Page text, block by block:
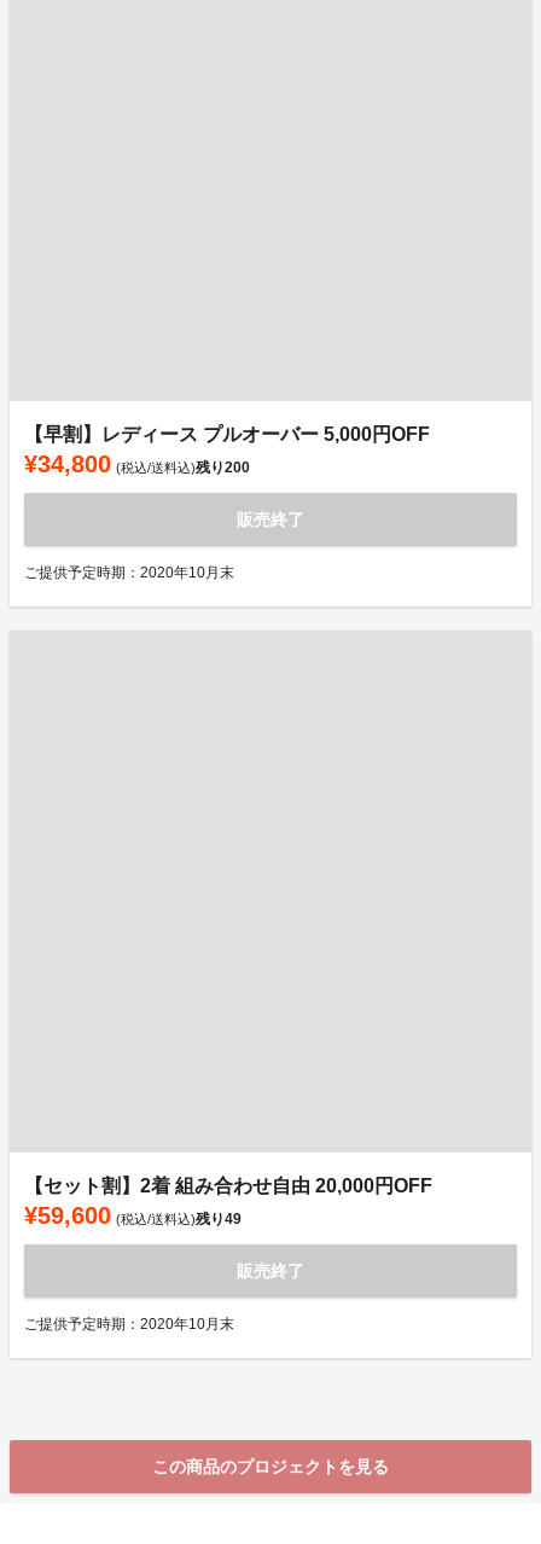
【早割】レディース プルオーバー 5,000円OFF
¥34,800 (税込/送料込)残り200
販売終了
ご提供予定時期：2020年10月末
【セット割】2着 組み合わせ自由 20,000円OFF
¥59,600 (税込/送料込)残り49
販売終了
ご提供予定時期：2020年10月末
この商品のプロジェクトを見る